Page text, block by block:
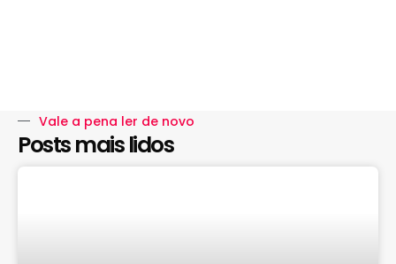
Vale a pena ler de novo
Posts mais lidos